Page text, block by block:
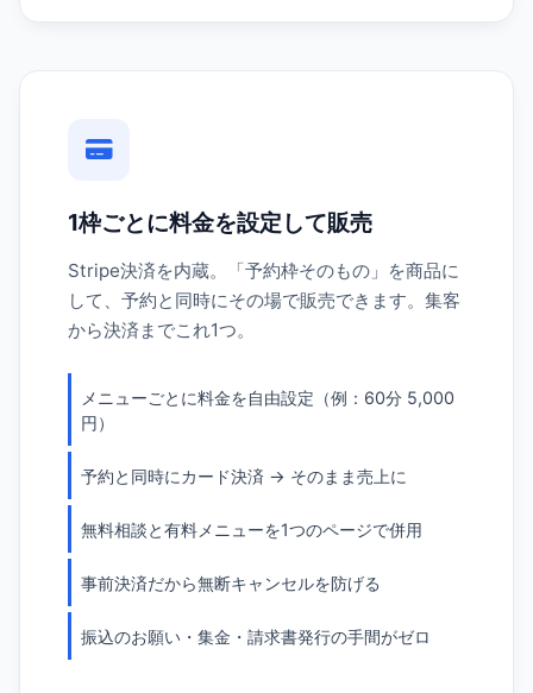
1枠ごとに料金を設定して販売
Stripe決済を内蔵。「予約枠そのもの」を商品に
して、予約と同時にその場で販売できます。集客
から決済までこれ1つ。
メニューごとに料金を自由設定（例：60分 5,000
円）
予約と同時にカード決済 → そのまま売上に
無料相談と有料メニューを1つのページで併用
事前決済だから無断キャンセルを防げる
振込のお願い・集金・請求書発行の手間がゼロ